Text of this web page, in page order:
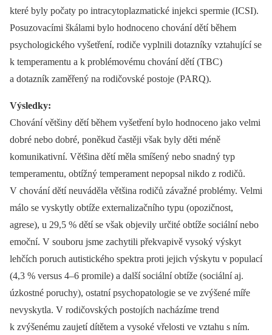
které byly počaty po intracytoplazmatické injekci spermie (ICSI).
Posuzovacími škálami bylo hodnoceno chování dětí během
psychologického vyšetření, rodiče vyplnili dotazníky vztahující se
k temperamentu a k problémovému chování dětí (TBC)
a dotazník zaměřený na rodičovské postoje (PARQ).
Výsledky:
Chování většiny dětí během vyšetření bylo hodnoceno jako velmi
dobré nebo dobré, poněkud častěji však byly děti méně
komunikativní. Většina dětí měla smíšený nebo snadný typ
temperamentu, obtížný temperament nepopsal nikdo z rodičů.
V chování dětí neuváděla většina rodičů závažné problémy. Velmi
málo se vyskytly obtíže externalizačního typu (opozičnost,
agrese), u 29,5 % dětí se však objevily určité obtíže sociální nebo
emoční. V souboru jsme zachytili překvapivě vysoký výskyt
lehčích poruch autistického spektra proti jejich výskytu v populací
(4,3 % versus 4–6 promile) a další sociální obtíže (sociální aj.
úzkostné poruchy), ostatní psychopatologie se ve zvýšené míře
nevyskytla. V rodičovských postojích nacházíme trend
k zvýšenému zaujetí dítětem a vysoké vřelosti ve vztahu s ním.